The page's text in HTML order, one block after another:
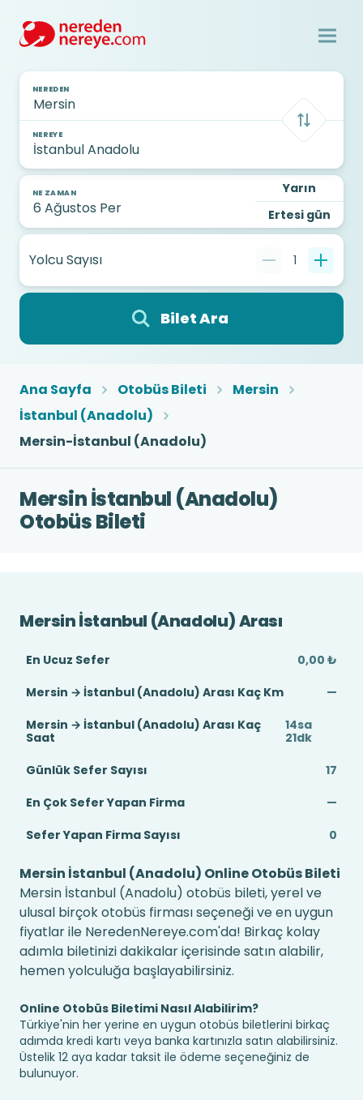
NEREDEN
NEREYE
NE ZAMAN
Yarın
Ertesi gün
Yolcu Sayısı 1
Bilet Ara
Ana Sayfa Otobüs Bileti
Mersin
İstanbul (Anadolu)
Mersin-İstanbul (Anadolu)
Mersin İstanbul (Anadolu)
Otobüs Bileti
Mersin İstanbul (Anadolu) Arası
En Ucuz Sefer
0,00 ₺
Mersin → İstanbul (Anadolu) Arası Kaç Km
—
Mersin → İstanbul (Anadolu) Arası Kaç
Saat
14sa
21dk
Günlük Sefer Sayısı
17
En Çok Sefer Yapan Firma
—
Sefer Yapan Firma Sayısı
0
Mersin İstanbul (Anadolu) Online Otobüs Bileti
Mersin İstanbul (Anadolu) otobüs bileti, yerel ve
ulusal birçok otobüs firması seçeneği ve en uygun
fiyatlar ile NeredenNereye.com'da! Birkaç kolay
adımla biletinizi dakikalar içerisinde satın alabilir,
hemen yolculuğa başlayabilirsiniz.
Online Otobüs Biletimi Nasıl Alabilirim?
Türkiye'nin her yerine en uygun otobüs biletlerini birkaç
adımda kredi kartı veya banka kartınızla satın alabilirsiniz.
Üstelik 12 aya kadar taksit ile ödeme seçeneğiniz de
bulunuyor.